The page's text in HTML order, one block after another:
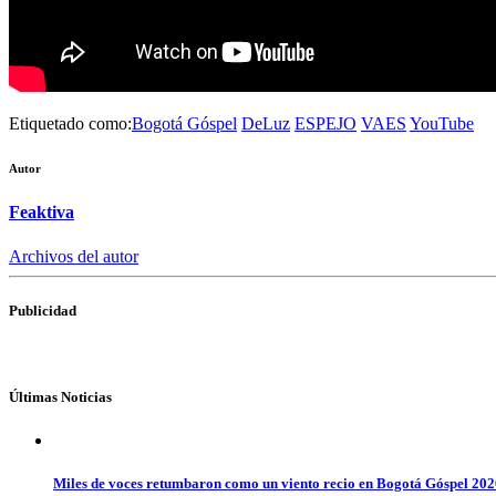
Etiquetado como:Bogotá Góspel DeLuz ESPEJO VAES YouTube
Autor
Feaktiva
Archivos del autor
Publicidad
Últimas Noticias
Miles de voces retumbaron como un viento recio en Bogotá Góspel